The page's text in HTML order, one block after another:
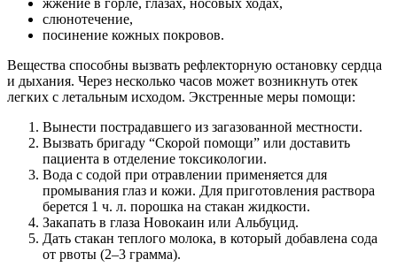
жжение в горле, глазах, носовых ходах,
слюнотечение,
посинение кожных покровов.
Вещества способны вызвать рефлекторную остановку сердца
и дыхания. Через несколько часов может возникнуть отек
легких с летальным исходом. Экстренные меры помощи:
Вынести пострадавшего из загазованной местности.
Вызвать бригаду “Скорой помощи” или доставить
пациента в отделение токсикологии.
Вода с содой при отравлении применяется для
промывания глаз и кожи. Для приготовления раствора
берется 1 ч. л. порошка на стакан жидкости.
Закапать в глаза Новокаин или Альбуцид.
Дать стакан теплого молока, в который добавлена сода
от рвоты (2–3 грамма).